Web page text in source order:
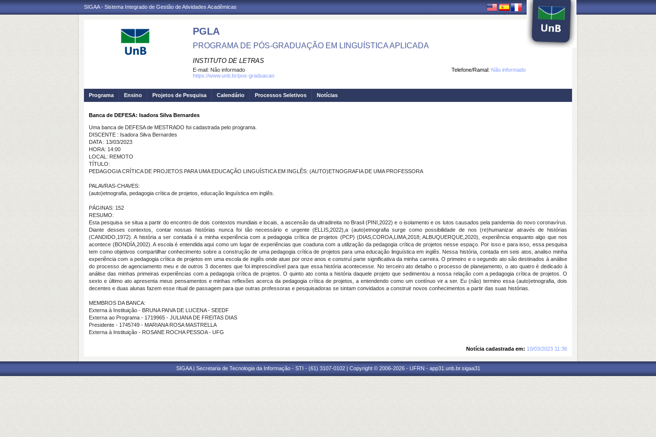
SIGAA - Sistema Integrado de Gestão de Atividades Acadêmicas
PGLA
PROGRAMA DE PÓS-GRADUAÇÃO EM LINGUÍSTICA APLICADA
INSTITUTO DE LETRAS
Telefone/Ramal: Não informado
E-mail: Não informado
https://www.unb.br/pos-graduacao
Programa Ensino Projetos de Pesquisa Calendário Processos Seletivos Notícias
Banca de DEFESA: Isadora Silva Bernardes
Uma banca de DEFESA de MESTRADO foi cadastrada pelo programa.
DISCENTE : Isadora Silva Bernardes
DATA : 13/03/2023
HORA: 14:00
LOCAL: REMOTO
TÍTULO:
PEDAGOGIA CRÍTICA DE PROJETOS PARA UMA EDUCAÇÃO LINGUÍSTICA EM INGLÊS: (AUTO)ETNOGRAFIA DE UMA PROFESSORA
PALAVRAS-CHAVES:
(auto)etnografia, pedagogia crítica de projetos, educação linguística em inglês.
PÁGINAS: 152
RESUMO:
Esta pesquisa se situa a partir do encontro de dois contextos mundiais e locais, a ascensão da ultradireita no Brasil (PINI,2022) e o isolamento e os lutos causados pela pandemia do novo coronavírus.
Diante desses contextos, contar nossas histórias nunca foi tão necessário e urgente (ELLIS,2022),a (auto)etnografia surge como possibilidade de nos (re)humanizar através de histórias
(CANDIDO,1972). A história a ser contada é a minha experiência com a pedagogia crítica de projetos (PCP) (DIAS,COROA,LIMA,2018; ALBUQUERQUE,2020), experiência enquanto algo que nos
acontece (BONDÍA,2002). A escola é entendida aqui como um lugar de experiências que coaduna com a utilização da pedagogia crítica de projetos nesse espaço. Por isso e para isso, essa pesquisa
tem como objetivos compartilhar conhecimento sobre a construção de uma pedagogia crítica de projetos para uma educação linguística em inglês. Nessa história, contada em seis atos, analiso minha
experiência com a pedagogia crítica de projetos em uma escola de inglês onde atuei por onze anos e construí parte significativa da minha carreira. O primeiro e o segundo ato são destinados à análise
do processo de agenciamento meu e de outros 3 docentes que foi imprescindível para que essa história acontecesse. No terceiro ato detalho o processo de planejamento, o ato quatro é dedicado à
análise das minhas primeiras experiências com a pedagogia crítica de projetos. O quinto ato conta a história daquele projeto que sedimentou a nossa relação com a pedagogia crítica de projetos. O
sexto e último ato apresenta meus pensamentos e minhas reflexões acerca da pedagogia crítica de projetos, a entendendo como um contínuo vir a ser. Eu (não) termino essa (auto)etnografia, dois
decentes e duas alunas fazem esse ritual de passagem para que outras professoras e pesquisadoras se sintam convidados a construir novos conhecimentos a partir das suas histórias.
MEMBROS DA BANCA:
Externa à Instituição - BRUNA PAIVA DE LUCENA - SEEDF
Externa ao Programa - 1719965 - JULIANA DE FREITAS DIAS
Presidente - 1745749 - MARIANA ROSA MASTRELLA
Externa à Instituição - ROSANE ROCHA PESSOA - UFG
Notícia cadastrada em: 10/03/2023 11:36
SIGAA | Secretaria de Tecnologia da Informação - STI - (61) 3107-0102 | Copyright © 2006-2026 - UFRN - app31.unb.br.sigaa31